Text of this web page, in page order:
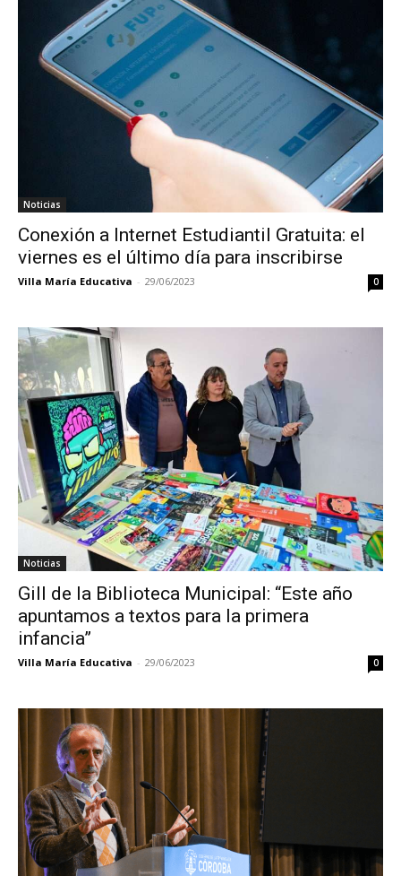
Noticias
Conexión a Internet Estudiantil Gratuita: el
viernes es el último día para inscribirse
Villa María Educativa - 29/06/2023 0
Noticias
Gill de la Biblioteca Municipal: “Este año
apuntamos a textos para la primera
infancia”
Villa María Educativa - 29/06/2023 0